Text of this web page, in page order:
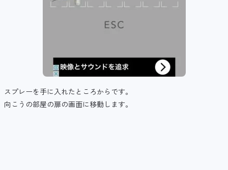
スプレーを手に入れたところからです。
向こうの部屋の扉の画面に移動します。